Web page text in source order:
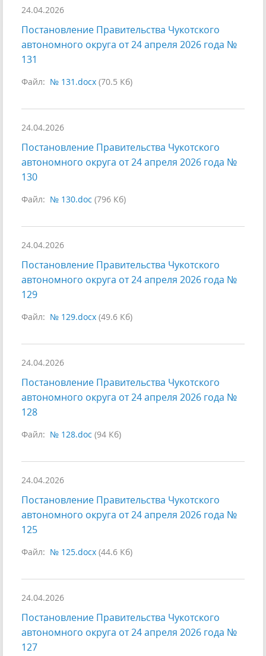
24.04.2026
Постановление Правительства Чукотского
автономного округа от 24 апреля 2026 года №
131
Файл: № 131.docx (70.5 Кб)
24.04.2026
Постановление Правительства Чукотского
автономного округа от 24 апреля 2026 года №
130
Файл: № 130.doc (796 Кб)
24.04.2026
Постановление Правительства Чукотского
автономного округа от 24 апреля 2026 года №
129
Файл: № 129.docx (49.6 Кб)
24.04.2026
Постановление Правительства Чукотского
автономного округа от 24 апреля 2026 года №
128
Файл: № 128.doc (94 Кб)
24.04.2026
Постановление Правительства Чукотского
автономного округа от 24 апреля 2026 года №
125
Файл: № 125.docx (44.6 Кб)
24.04.2026
Постановление Правительства Чукотского
автономного округа от 24 апреля 2026 года №
127